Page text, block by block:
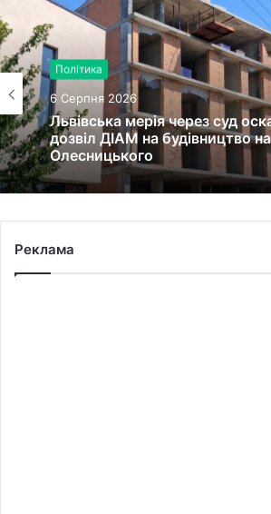
Політика
6 Серпня 2026
Львівська мерія через суд
дозвіл ДІАМ на будівництво
Олесницького
Реклама